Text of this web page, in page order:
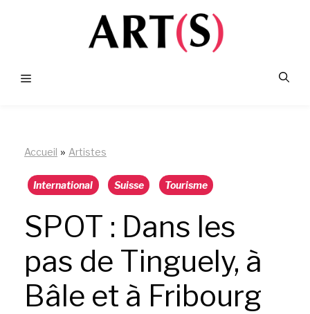
Accueil » Artistes
International Suisse Tourisme
SPOT : Dans les
pas de Tinguely, à
Bâle et à Fribourg